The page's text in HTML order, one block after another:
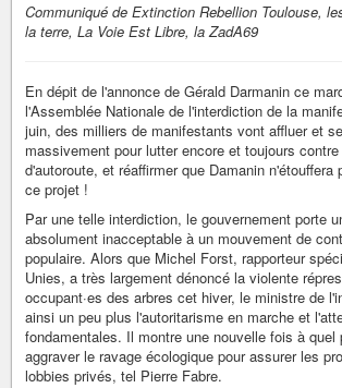
Communiqué de Extinction Rebellion Toulouse,
la terre, La Voie Est Libre, la ZadA69
En dépit de l'annonce de Gérald Darmanin ce
l'Assemblée Nationale de l'interdiction de la
juin, des milliers de manifestants vont affluer et
massivement pour lutter encore et toujours
d'autoroute, et réaffirmer que Damanin n'étouffera
ce projet !
Par une telle interdiction, le gouvernement porte
absolument inacceptable à un mouvement de
populaire. Alors que Michel Forst, rapporteur
Unies, a très largement dénoncé la violente
occupant·es des arbres cet hiver, le ministre de
ainsi un peu plus l'autoritarisme en marche et
fondamentales. Il montre une nouvelle fois à
aggraver le ravage écologique pour assurer les
lobbies privés, tel Pierre Fabre.